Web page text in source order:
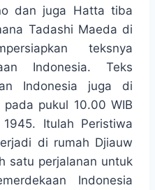
dan juga Hatta tiba
Tadashi Maeda di
teksnya
Indonesia. Teks
Indonesia juga di
pukul 10.00 WIB
Itulah Peristiwa
di rumah Djiauw
satu perjalanan untuk
Indonesia